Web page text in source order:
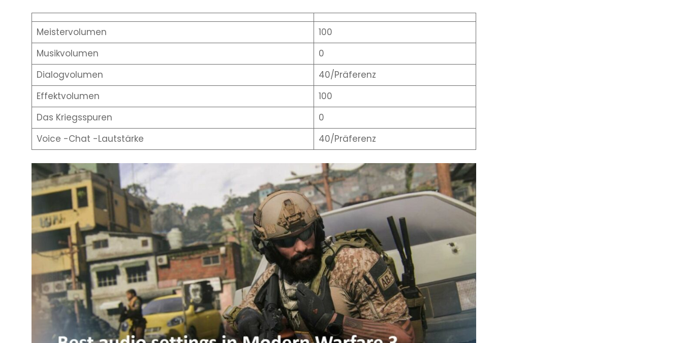
Meistervolumen
100
Musikvolumen
0
Dialogvolumen
40/Präferenz
Effektvolumen
100
Das Kriegsspuren
0
Voice -Chat -Lautstärke
40/Präferenz